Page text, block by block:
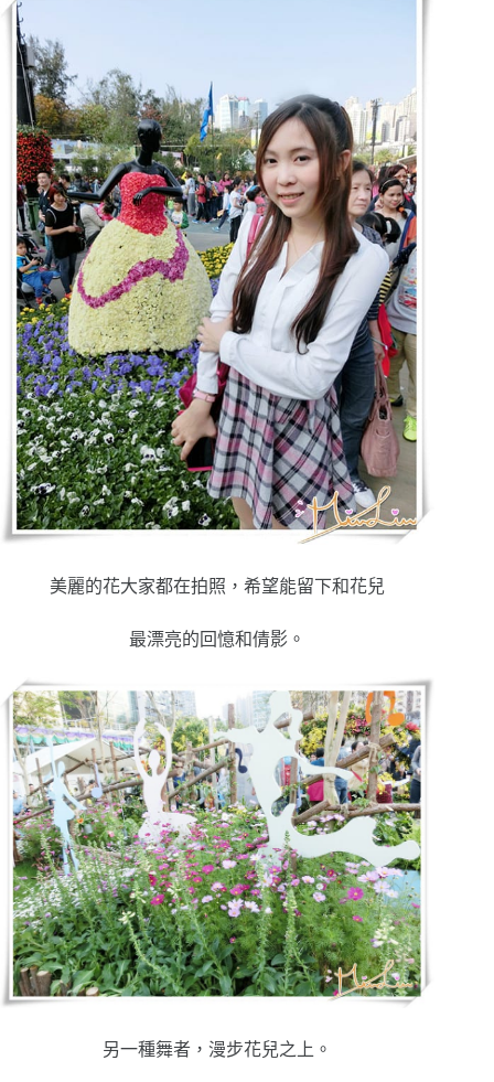
美麗的花大家都在拍照，希望能留下和花兒
最漂亮的回憶和倩影。
另一種舞者，漫步花兒之上。